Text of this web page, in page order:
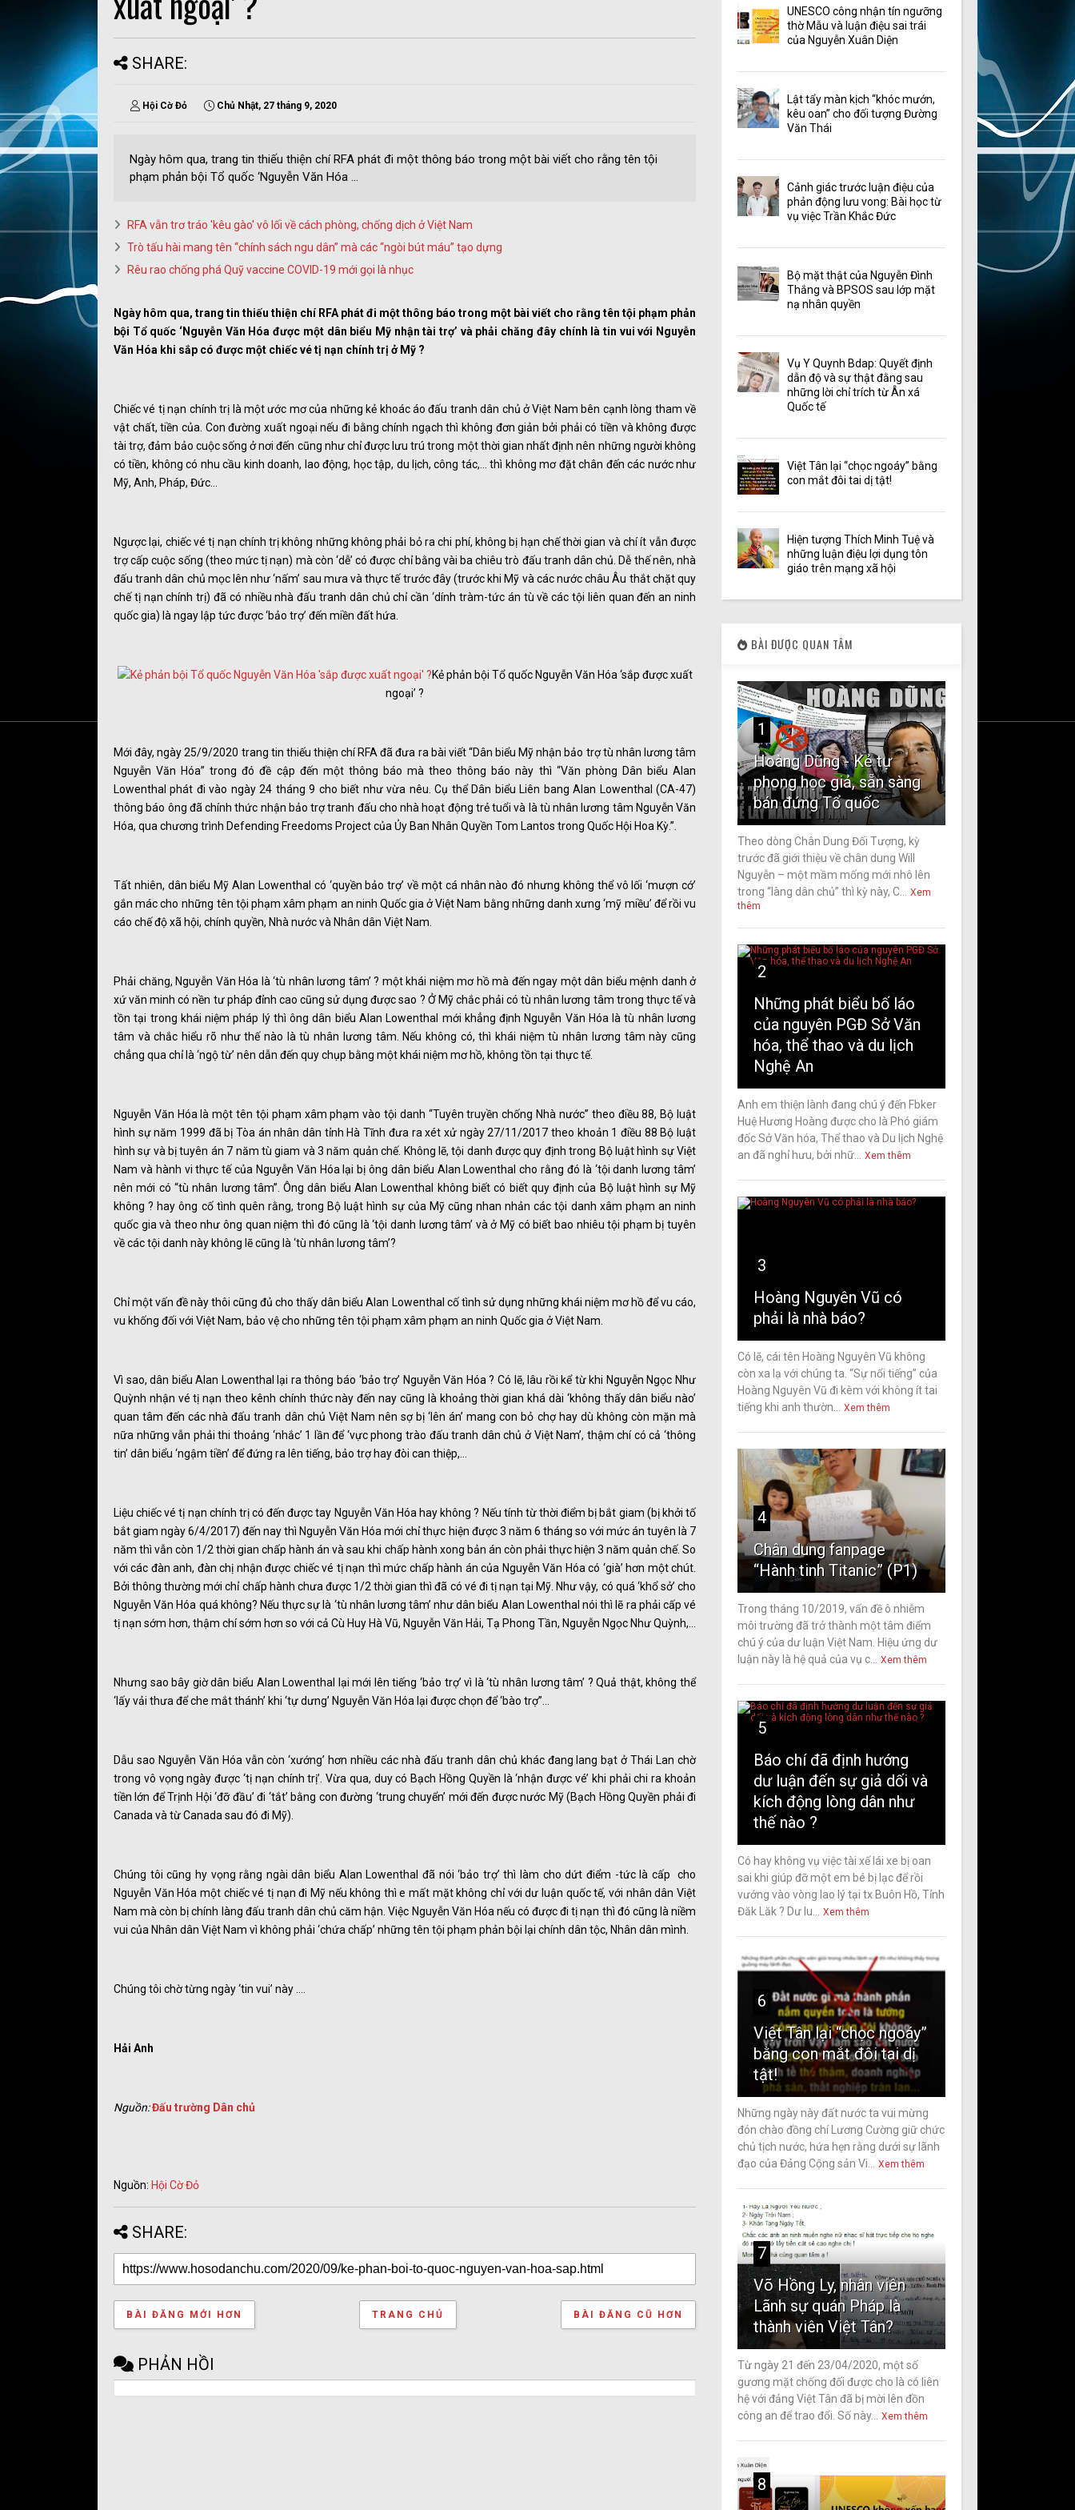
SHARE:
Hội Cờ Đỏ Chủ Nhật, 27 tháng 9, 2020
Ngày hôm qua, trang tin thiếu thiện chí RFA phát đi một thông báo trong một bài viết cho rằng tên tội
phạm phản bội Tổ quốc ‘Nguyễn Văn Hóa ...
RFA vẫn trơ tráo 'kêu gào' vô lối về cách phòng, chống dịch ở Việt Nam
Trò tấu hài mang tên “chính sách ngu dân” mà các “ngòi bút máu” tạo dựng
Rêu rao chống phá Quỹ vaccine COVID-19 mới gọi là nhục
Ngày hôm qua, trang tin thiếu thiện chí RFA phát đi một thông báo trong một bài viết cho rằng tên tội phạm phản
bội Tổ quốc ‘Nguyễn Văn Hóa được một dân biểu Mỹ nhận tài trợ’ và phải chăng đây chính là tin vui với Nguyễn
Văn Hóa khi sắp có được một chiếc vé tị nạn chính trị ở Mỹ ?
Chiếc vé tị nạn chính trị là một ước mơ của những kẻ khoác áo đấu tranh dân chủ ở Việt Nam bên cạnh lòng tham về
vật chất, tiền của. Con đường xuất ngoại nếu đi bằng chính ngạch thì không đơn giản bởi phải có tiền và không được
tài trợ, đảm bảo cuộc sống ở nơi đến cũng như chỉ được lưu trú trong một thời gian nhất định nên những người không
có tiền, không có nhu cầu kinh doanh, lao động, học tập, du lịch, công tác,… thì không mơ đặt chân đến các nước như
Mỹ, Anh, Pháp, Đức…
Ngược lại, chiếc vé tị nạn chính trị không những không phải bỏ ra chi phí, không bị hạn chế thời gian và chí ít vẫn được
trợ cấp cuộc sống (theo mức tị nạn) mà còn ‘dễ’ có được chỉ bằng vài ba chiêu trò đấu tranh dân chủ. Dễ thế nên, nhà
đấu tranh dân chủ mọc lên như ‘nấm’ sau mưa và thực tế trước đây (trước khi Mỹ và các nước châu Âu thắt chặt quy
chế tị nạn chính trị) đã có nhiều nhà đấu tranh dân chủ chỉ cần ‘dính tràm-tức án tù về các tội liên quan đến an ninh
quốc gia) là ngay lập tức được ‘bảo trợ’ đến miền đất hứa.
Kẻ phản bội Tổ quốc Nguyễn Văn Hóa ‘sắp được xuất
ngoại’ ?
Mới đây, ngày 25/9/2020 trang tin thiếu thiện chí RFA đã đưa ra bài viết “Dân biểu Mỹ nhận bảo trợ tù nhân lương tâm
Nguyễn Văn Hóa” trong đó đề cập đến một thông báo mà theo thông báo này thì “Văn phòng Dân biểu Alan
Lowenthal phát đi vào ngày 24 tháng 9 cho biết như vừa nêu. Cụ thể Dân biểu Liên bang Alan Lowenthal (CA-47)
thông báo ông đã chính thức nhận bảo trợ tranh đấu cho nhà hoạt động trẻ tuổi và là tù nhân lương tâm Nguyễn Văn
Hóa, qua chương trình Defending Freedoms Project của Ủy Ban Nhân Quyền Tom Lantos trong Quốc Hội Hoa Kỳ.”.
Tất nhiên, dân biểu Mỹ Alan Lowenthal có ‘quyền bảo trợ’ về một cá nhân nào đó nhưng không thể vô lối ‘mượn cớ’
gắn mác cho những tên tội phạm xâm phạm an ninh Quốc gia ở Việt Nam bằng những danh xưng ‘mỹ miều’ để rồi vu
cáo chế độ xã hội, chính quyền, Nhà nước và Nhân dân Việt Nam.
Phải chăng, Nguyễn Văn Hóa là ‘tù nhân lương tâm’ ? một khái niệm mơ hồ mà đến ngay một dân biểu mệnh danh ở
xứ văn minh có nền tư pháp đỉnh cao cũng sử dụng được sao ? Ở Mỹ chắc phải có tù nhân lương tâm trong thực tế và
tồn tại trong khái niệm pháp lý thì ông dân biểu Alan Lowenthal mới khẳng định Nguyễn Văn Hóa là tù nhân lương
tâm và chắc hiểu rõ như thế nào là tù nhân lương tâm. Nếu không có, thì khái niệm tù nhân lương tâm này cũng
chẳng qua chỉ là ‘ngộ từ’ nên dẫn đến quy chụp bằng một khái niệm mơ hồ, không tồn tại thực tế.
Nguyễn Văn Hóa là một tên tội phạm xâm phạm vào tội danh “Tuyên truyền chống Nhà nước” theo điều 88, Bộ luật
hình sự năm 1999 đã bị Tòa án nhân dân tỉnh Hà Tĩnh đưa ra xét xử ngày 27/11/2017 theo khoản 1 điều 88 Bộ luật
hình sự và bị tuyên án 7 năm tù giam và 3 năm quản chế. Không lẽ, tội danh được quy định trong Bộ luật hình sự Việt
Nam và hành vi thực tế của Nguyễn Văn Hóa lại bị ông dân biểu Alan Lowenthal cho rằng đó là ‘tội danh lương tâm’
nên mới có “tù nhân lương tâm”. Ông dân biểu Alan Lowenthal không biết có biết quy định của Bộ luật hình sự Mỹ
không ? hay ông cố tình quên rằng, trong Bộ luật hình sự của Mỹ cũng nhan nhản các tội danh xâm phạm an ninh
quốc gia và theo như ông quan niệm thì đó cũng là ‘tội danh lương tâm’ và ở Mỹ có biết bao nhiêu tội phạm bị tuyên
về các tội danh này không lẽ cũng là ‘tù nhân lương tâm’?
Chỉ một vấn đề này thôi cũng đủ cho thấy dân biểu Alan Lowenthal cố tình sử dụng những khái niệm mơ hồ để vu cáo,
vu khống đối với Việt Nam, bảo vệ cho những tên tội phạm xâm phạm an ninh Quốc gia ở Việt Nam.
Vì sao, dân biểu Alan Lowenthal lại ra thông báo ‘bảo trợ’ Nguyễn Văn Hóa ? Có lẽ, lâu rồi kể từ khi Nguyễn Ngọc Như
Quỳnh nhận vé tị nạn theo kênh chính thức này đến nay cũng là khoảng thời gian khá dài ‘không thấy dân biểu nào’
quan tâm đến các nhà đấu tranh dân chủ Việt Nam nên sợ bị ‘lên án’ mang con bỏ chợ hay dù không còn mặn mà
nữa những vẫn phải thi thoảng ‘nhắc’ 1 lần để ‘vực phong trào đấu tranh dân chủ ở Việt Nam’, thậm chí có cả ‘thông
tin’ dân biểu ‘ngậm tiền’ để đứng ra lên tiếng, bảo trợ hay đòi can thiệp,…
Liệu chiếc vé tị nạn chính trị có đến được tay Nguyễn Văn Hóa hay không ? Nếu tính từ thời điểm bị bắt giam (bị khởi tố
bắt giam ngày 6/4/2017) đến nay thì Nguyễn Văn Hóa mới chỉ thực hiện được 3 năm 6 tháng so với mức án tuyên là 7
năm thì vẫn còn 1/2 thời gian chấp hành án và sau khi chấp hành xong bản án còn phải thực hiện 3 năm quản chế. So
với các đàn anh, đàn chị nhận được chiếc vé tị nạn thì mức chấp hành án của Nguyễn Văn Hóa có ‘già’ hơn một chút.
Bởi thông thường mới chỉ chấp hành chưa được 1/2 thời gian thì đã có vé đi tị nạn tại Mỹ. Như vậy, có quá ‘khổ sở’ cho
Nguyễn Văn Hóa quá không? Nếu thực sự là ‘tù nhân lương tâm’ như dân biểu Alan Lowenthal nói thì lẽ ra phải cấp vé
tị nạn sớm hơn, thậm chí sớm hơn so với cả Cù Huy Hà Vũ, Nguyễn Văn Hải, Tạ Phong Tần, Nguyễn Ngọc Như Quỳnh,…
Nhưng sao bây giờ dân biểu Alan Lowenthal lại mới lên tiếng ‘bảo trợ’ vì là ‘tù nhân lương tâm’ ? Quả thật, không thể
‘lấy vải thưa để che mắt thánh’ khi ‘tự dưng’ Nguyễn Văn Hóa lại được chọn để ‘bào trợ”…
Dẫu sao Nguyễn Văn Hóa vẫn còn ‘xướng’ hơn nhiều các nhà đấu tranh dân chủ khác đang lang bạt ở Thái Lan chờ
trong vô vọng ngày được ‘tị nạn chính trị’. Vừa qua, duy có Bạch Hồng Quyền là ‘nhận được vé’ khi phải chi ra khoản
tiền lớn để Trịnh Hội ‘đỡ đầu’ đi ‘tắt’ bằng con đường ‘trung chuyển’ mới đến được nước Mỹ (Bạch Hồng Quyền phải đi
Canada và từ Canada sau đó đi Mỹ).
Chúng tôi cũng hy vọng rằng ngài dân biểu Alan Lowenthal đã nói ‘bảo trợ’ thì làm cho dứt điểm -tức là cấp cho
Nguyễn Văn Hóa một chiếc vé tị nạn đi Mỹ nếu không thì e mất mặt không chỉ với dư luận quốc tế, với nhân dân Việt
Nam mà còn bị chính làng đấu tranh dân chủ căm hận. Việc Nguyễn Văn Hóa nếu có được đi tị nạn thì đó cũng là niềm
vui của Nhân dân Việt Nam vì không phải ‘chứa chấp’ những tên tội phạm phản bội lại chính dân tộc, Nhân dân mình.
Chúng tôi chờ từng ngày ‘tin vui’ này ….
Hải Anh
Nguồn:Đấu trường Dân chủ
Nguồn: Hội Cờ Đỏ
SHARE:
BÀI ĐĂNG MỚI HƠN BÀI ĐĂNG CŨ HƠN
TRANG CHỦ
PHẢN HỒI
UNESCO công nhận tín ngưỡng
thờ Mẫu và luận điệu sai trái
của Nguyễn Xuân Diện
Lật tẩy màn kịch “khóc mướn,
kêu oan” cho đối tượng Đường
Văn Thái
Cảnh giác trước luận điệu của
phản động lưu vong: Bài học từ
vụ việc Trần Khắc Đức
Bộ mặt thật của Nguyễn Đình
Thắng và BPSOS sau lớp mặt
nạ nhân quyền
Vụ Y Quynh Bdap: Quyết định
dẫn độ và sự thật đằng sau
những lời chỉ trích từ Ân xá
Quốc tế
Việt Tân lại “chọc ngoáy” bằng
con mắt đôi tai dị tật!
Hiện tượng Thích Minh Tuệ và
những luận điệu lợi dụng tôn
giáo trên mạng xã hội
BÀI ĐƯỢC QUAN TÂM
1
Hoàng Dũng - Kẻ tự
phong học giả, sẵn sàng
bán đứng Tổ quốc
Theo dòng Chân Dung Đối Tượng, kỳ
trước đã giới thiệu về chân dung Will
Nguyễn – một mầm mống mới nhô lên
trong “làng dân chủ” thì kỳ này, C...
Xem
thêm
2
Những phát biểu bố láo
của nguyên PGĐ Sở Văn
hóa, thể thao và du lịch
Nghệ An
Anh em thiện lành đang chú ý đến Fbker
Huệ Hương Hoàng được cho là Phó giám
đốc Sở Văn hóa, Thể thao và Du lịch Nghệ
an đã nghỉ hưu, bởi nhữ...
Xem thêm
3
Hoàng Nguyên Vũ có
phải là nhà báo?
Có lẽ, cái tên Hoàng Nguyên Vũ không
còn xa lạ với chúng ta. “Sự nổi tiếng” của
Hoàng Nguyên Vũ đi kèm với không ít tai
tiếng khi anh thườn...
Xem thêm
4
Chân dung fanpage
“Hành tinh Titanic” (P1)
Trong tháng 10/2019, vấn đề ô nhiễm
môi trường đã trở thành một tâm điểm
chú ý của dư luận Việt Nam. Hiệu ứng dư
luận này là hệ quả của vụ c...
Xem thêm
5
Báo chí đã định hướng
dư luận đến sự giả dối và
kích động lòng dân như
thế nào ?
Có hay không vụ việc tài xế lái xe bị oan
sai khi giúp đỡ một em bé bị lạc để rồi
vướng vào vòng lao lý tại tx Buôn Hồ, Tỉnh
Đăk Lăk ? Dư lu...
Xem thêm
6
Việt Tân lại “chọc ngoáy”
bằng con mắt đôi tai dị
tật!
Những ngày này đất nước ta vui mừng
đón chào đồng chí Lương Cường giữ chức
chủ tịch nước, hứa hẹn rằng dưới sự lãnh
đạo của Đảng Cộng sản Vi...
Xem thêm
7
Võ Hồng Ly, nhân viên
Lãnh sự quán Pháp là
thành viên Việt Tân?
Từ ngày 21 đến 23/04/2020, một số
gương mặt chống đối được cho là có liên
hệ với đảng Việt Tân đã bị mời lên đồn
công an để trao đổi. Số này...
Xem thêm
8